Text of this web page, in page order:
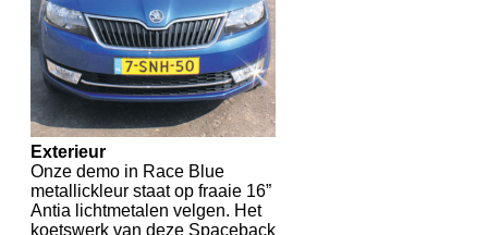
Exterieur
Onze demo in Race Blue
metallickleur staat op fraaie 16”
Antia lichtmetalen velgen. Het
koetswerk van deze Spaceback